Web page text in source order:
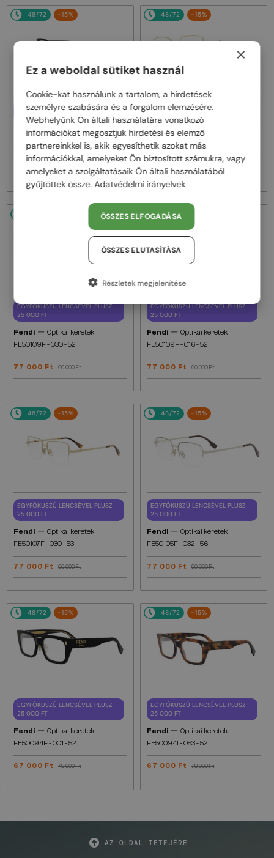
48/72 -15%
EGYFÓKUSZÚ LENCSÉVEL PLUSZ
25 000 FT
Fendi—Optikai keretek
FE50100I - 001 - 53
77 000 Ft 90 000 Ft
48/72 -15%
EGYFÓKUSZÚ LENCSÉVEL PLUSZ
25 000 FT
Fendi—Optikai keretek
FE50110F - 030 - 54
77 000 Ft 90 000 Ft
EGYFÓKUSZÚ LENCSÉVEL PLUSZ
25 000 FT
Fendi — Optikai keretek
FE50109F - 030 - 52
77 000 Ft 90 000 Ft
48/72
EGYFÓKUSZÚ LENCSÉVEL PLUSZ
25 000 FT
Fendi — Optikai keretek
FE50109F - 016 - 52
77 000 Ft 90 000 Ft
48/72 -15%
EGYFÓKUSZÚ LENCSÉVEL PLUSZ
25 000 FT
Fendi — Optikai keretek
FE50107F - 030 - 53
77 000 Ft 90 000 Ft
48/72 -15%
EGYFÓKUSZÚ LENCSÉVEL PLUSZ
25 000 FT
Fendi — Optikai keretek
FE50105F - 032 - 56
77 000 Ft 90 000 Ft
48/72 -15%
EGYFÓKUSZÚ LENCSÉVEL PLUSZ
25 000 FT
Fendi — Optikai keretek
FE50094F - 001 - 52
67 000 Ft 78 000 Ft
48/72 -15%
EGYFÓKUSZÚ LENCSÉVEL PLUSZ
25 000 FT
Fendi — Optikai keretek
FE50094I - 053 - 52
67 000 Ft 78 000 Ft
AZ OLDAL TETEJÉRE
×
Ez a weboldal sütiket használ
Cookie-kat használunk a tartalom, a hirdetések
személyre szabására és a forgalom elemzésére.
Webhelyünk Ön általi használatára vonatkozó
információkat megosztjuk hirdetési és elemző
partnereinkkel is, akik egyesíthetik azokat más
információkkal, amelyeket Ön biztosított számukra, vagy
amelyeket a szolgáltatásaik Ön általi használatából
gyűjtöttek össze. Adatvédelmi irányelvek
ÖSSZES ELFOGADÁSA
ÖSSZES ELUTASÍTÁSA
Részletek megjelenítése